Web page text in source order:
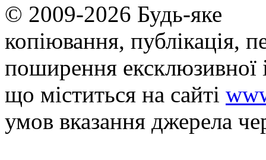
© 2009-2026 Будь-яке
копiювання, публiкацiя,
поширення
що мiститься на сайті
умов вказання джерела